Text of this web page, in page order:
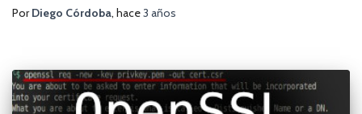
PorDiego Córdoba, hace3 años